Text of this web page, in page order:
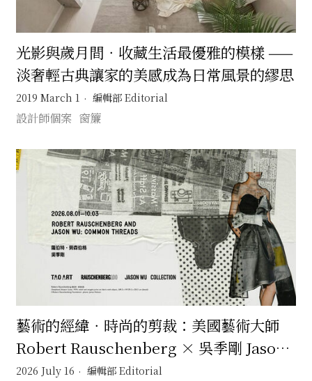
光影與歲月間．收藏生活最優雅的模樣 ——
淡奢輕古典讓家的美感成為日常風景的繆思
2019 March 1 編輯部 Editorial
設計師個案 窗簾
藝術的經緯．時尚的剪裁：美國藝術大師
Robert Rauschenberg × 吳季剛 Jason
Wu 一場跨越半世紀的靈感交會
2026 July 16 編輯部 Editorial